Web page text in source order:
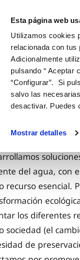
Esta página web
Utilizamos cookies
relacionada con tus
Adicionalmente
pulsando “ Aceptar
“Configurar”. Si
salvo las
desactivar. Puedes
Mostrar detalles
Gestiones
Y
mensual)
EL CICLO
Nuestros compromisos
del agua, con
recurso esencial.
los diferentes
sociedad (el
de